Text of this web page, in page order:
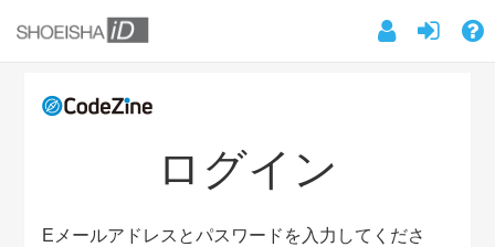
ログイン
Eメールアドレスとパスワードを入力してくださ